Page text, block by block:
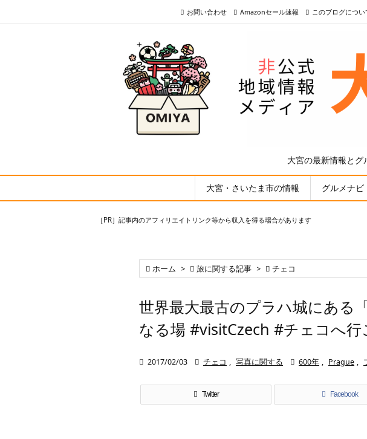
大宮の最新情報と
大宮・さいたま市の情報 グルメナビ
お問い合わせ Amazonセール速報 このブログについ
［PR］記事内のアフィリエイトリンク等から収入を得る場合があります
 ホーム >  旅に関する記事 >  チェコ
世界最大最古のプラハ城にある
なる場 #visitCzech #チェコへ行
 2017/02/03  チェコ , 写真に関する  600年 , Prague ,
Twitter Facebook